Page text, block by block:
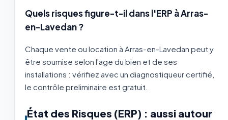
Quels risques figure-t-il dans l'ERP à Arras-
en-Lavedan ?
Chaque vente ou location à Arras-en-Lavedan peut y
être soumise selon l'age du bien et de ses
installations : vérifiez avec un diagnostiqueur certifié,
le contrôle preliminaire est gratuit.
État des Risques (ERP) : aussi autour